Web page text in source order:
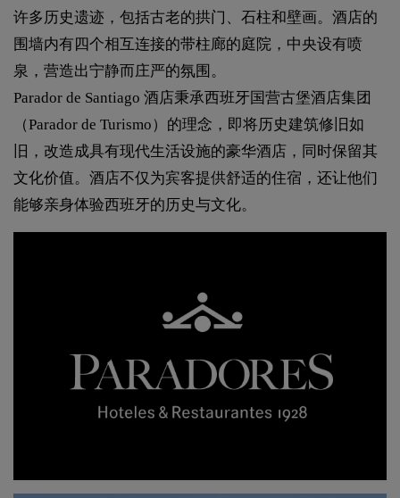
许多历史遗迹，包括古老的拱门、石柱和壁画。酒店的
围墙内有四个相互连接的带柱廊的庭院，中央设有喷
泉，营造出宁静而庄严的氛围。
Parador de Santiago 酒店秉承西班牙国营古堡酒店集团
（Parador de Turismo）的理念，即将历史建筑修旧如
旧，改造成具有现代生活设施的豪华酒店，同时保留其
文化价值。酒店不仅为宾客提供舒适的住宿，还让他们
能够亲身体验西班牙的历史与文化。